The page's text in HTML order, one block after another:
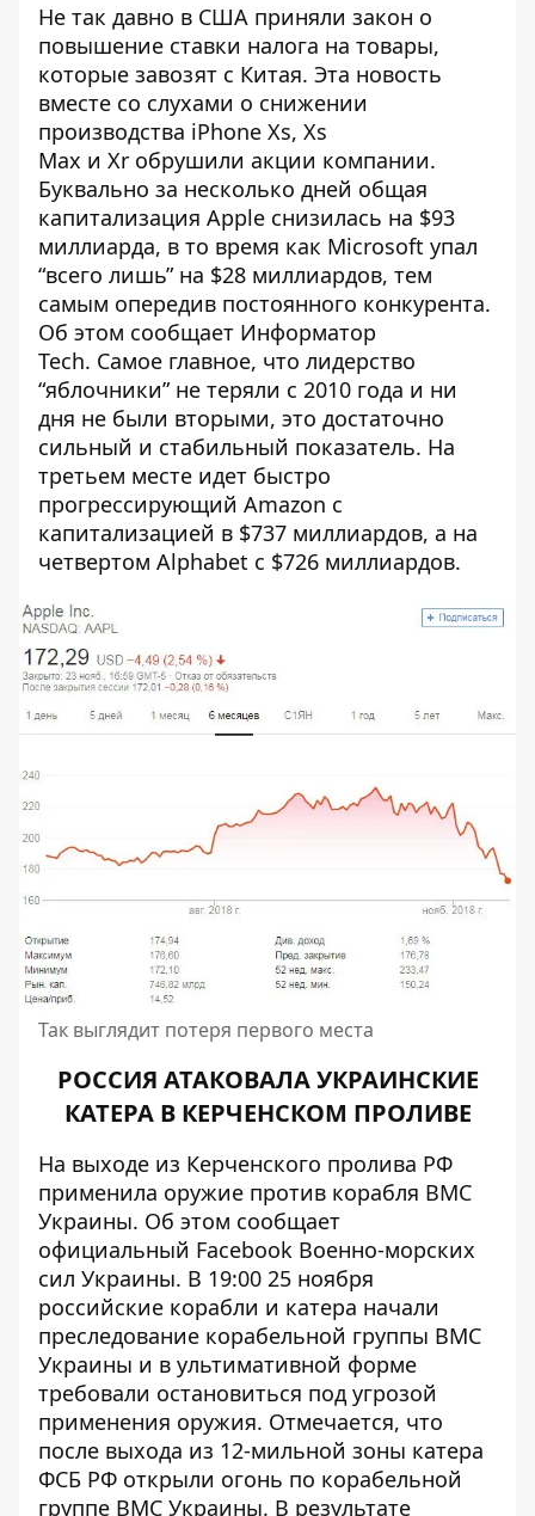
Не так давно в США приняли закон о
повышение ставки налога на товары,
которые завозят с Китая. Эта новость
вместе со слухами о снижении
производства iPhone Xs, Xs
Max и Xr обрушили акции компании.
Буквально за несколько дней общая
капитализация Apple снизилась на $93
миллиарда, в то время как Microsoft упал
“всего лишь” на $28 миллиардов, тем
самым опередив постоянного конкурента.
Об этом сообщает Информатор
Tech. Самое главное, что лидерство
“яблочники” не теряли с 2010 года и ни
дня не были вторыми, это достаточно
сильный и стабильный показатель. На
третьем месте идет быстро
прогрессирующий Amazon с
капитализацией в $737 миллиардов, а на
четвертом Alphabet с $726 миллиардов.
Так выглядит потеря первого места
РОССИЯ АТАКОВАЛА УКРАИНСКИЕ
КАТЕРА В КЕРЧЕНСКОМ ПРОЛИВЕ
На выходе из Керченского пролива РФ
применила оружие против корабля ВМС
Украины. Об этом сообщает
официальный Facebook Военно-морских
сил Украины. В 19:00 25 ноября
российские корабли и катера начали
преследование корабельной группы ВМС
Украины и в ультимативной форме
требовали остановиться под угрозой
применения оружия. Отмечается, что
после выхода из 12-мильной зоны катера
ФСБ РФ открыли огонь по корабельной
группе ВМС Украины. В результате